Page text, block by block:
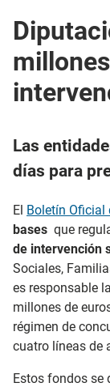
Las
días para
El Boletín Oficial
bases que
de intervención
Sociales,
es responsable
millones de
régimen de
cuatro líneas de
Estos fondos se